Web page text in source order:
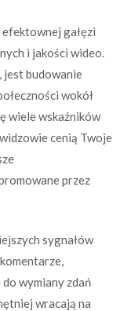
gałęzi
i jakości wideo.
jest budowanie
wokół
wiele wskaźników
cenią Twoje
przez
sygnałów
wymiany zdań
wracają na